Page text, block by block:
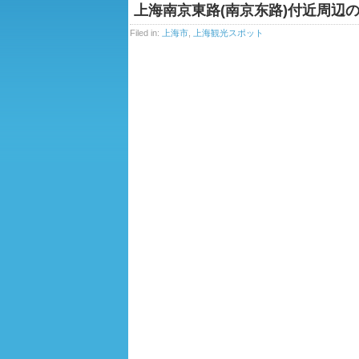
上海南京東路(南京东路)付近周辺
Filed in: 上海市 上海観光スポット